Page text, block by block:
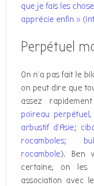
que je fais les
apprécie enfin »
Perpétuel
On n’a pas fait le
on peut dire que
assez
poireau
arbustif d’Asie;
rocamboles;
rocambole). Ben
certaine, on les
association avec